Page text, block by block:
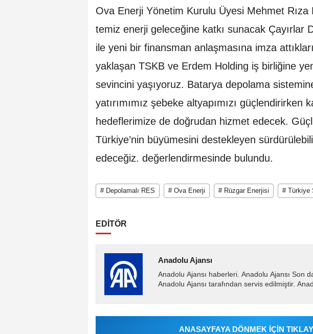
Ova Enerji Yönetim Kurulu Üyesi Mehmet
temiz enerji geleceğine katkı sunacak Çayırlar
ile yeni bir finansman anlaşmasına imza
yaklaşan TSKB ve Erdem Holding iş birliğine
sevincini yaşıyoruz. Batarya depolama
yatırımımız şebeke altyapımızı güçlendirirken
hedeflerimize de doğrudan hizmet edecek.
Türkiye’nin büyümesini destekleyen
edeceğiz. değerlendirmesinde bulundu.
# Depolamalı RES # Ova Enerji # Rüzgar Enerjisi # Türkiye
EDİTÖR
Anadolu Ajansı
Anadolu Ajansı haberleri. Anadolu Ajansı Son
Anadolu Ajansı tarafından servis edilmiştir.
ANASAYFAYA DÖNMEK İÇİN